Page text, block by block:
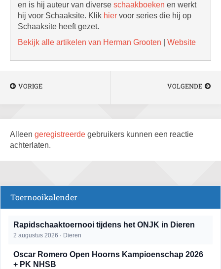
en is hij auteur van diverse schaakboeken en werkt
hij voor Schaaksite. Klik hier voor series die hij op
Schaaksite heeft gezet.
Bekijk alle artikelen van Herman Grooten
Website
VORIGE VOLGENDE
Alleen geregistreerde gebruikers kunnen een reactie
achterlaten.
Toernooikalender
Rapidschaaktoernooi tijdens het ONJK in Dieren
2 augustus 2026 · Dieren
Oscar Romero Open Hoorns Kampioenschap 2026
+ PK NHSB